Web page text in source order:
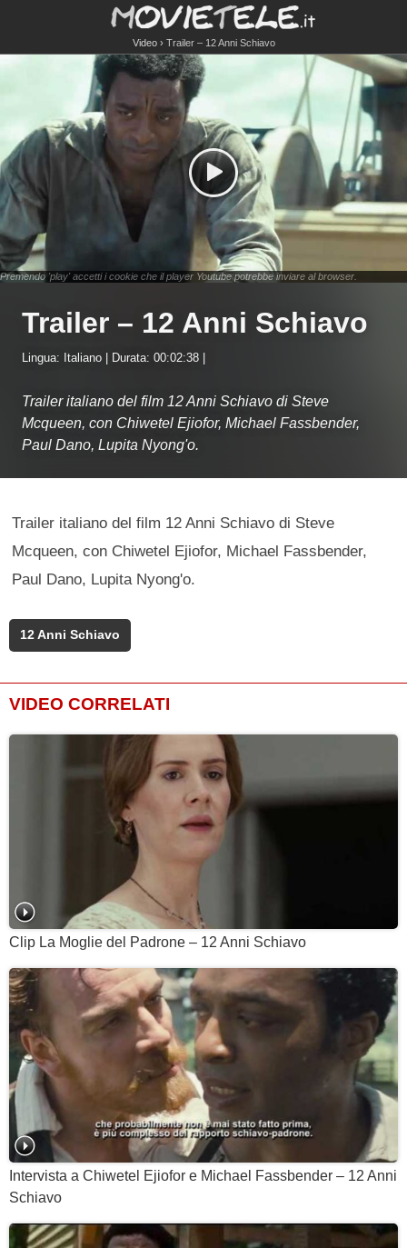
Video Trailer – 12 Anni Schiavo
Premendo 'play' accetti i cookie che il player Youtube potrebbe inviare al browser.
Trailer – 12 Anni Schiavo
Lingua: Italiano | Durata: 00:02:38 |
Trailer italiano del film 12 Anni Schiavo di Steve
Mcqueen, con Chiwetel Ejiofor, Michael Fassbender,
Paul Dano, Lupita Nyong'o.
Trailer italiano del film 12 Anni Schiavo di Steve
Mcqueen, con Chiwetel Ejiofor, Michael Fassbender,
Paul Dano, Lupita Nyong'o.
12 Anni Schiavo
VIDEO CORRELATI
Clip La Moglie del Padrone – 12 Anni Schiavo
Intervista a Chiwetel Ejiofor e Michael Fassbender – 12 Anni
Schiavo